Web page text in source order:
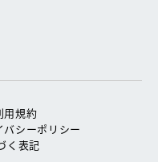
用規約
バシーポリシー
く表記